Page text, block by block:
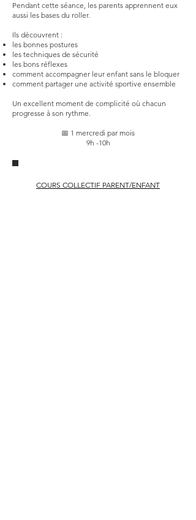
Pendant cette séance, les parents apprennent eux
aussi les bases du roller.
Ils découvrent :
les bonnes postures
les techniques de sécurité
les bons réflexes
comment accompagner leur enfant sans le bloquer
comment partager une activité sportive ensemble
Un excellent moment de complicité où chacun
progresse à son rythme.
📅 1 mercredi par mois
9h -10h
COURS COLLECTIF PARENT/ENFANT